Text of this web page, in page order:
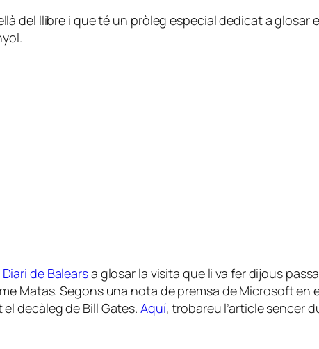
del llibre i que té un pròleg especial dedicat a glosar
Diari de Balearsa glosar la visita que li va fer dijous
Matas. Segons una nota de premsa de Microsoft en
decàleg de Bill Gates. Aquí, trobareu l’article sencer